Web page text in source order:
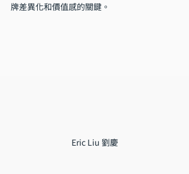
牌差異化和價值感的關鍵。
Eric Liu 劉慶